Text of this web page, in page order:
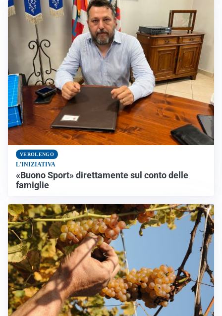
VEROLENGO
L'INIZIATIVA
«Buono Sport» direttamente sul conto delle
famiglie